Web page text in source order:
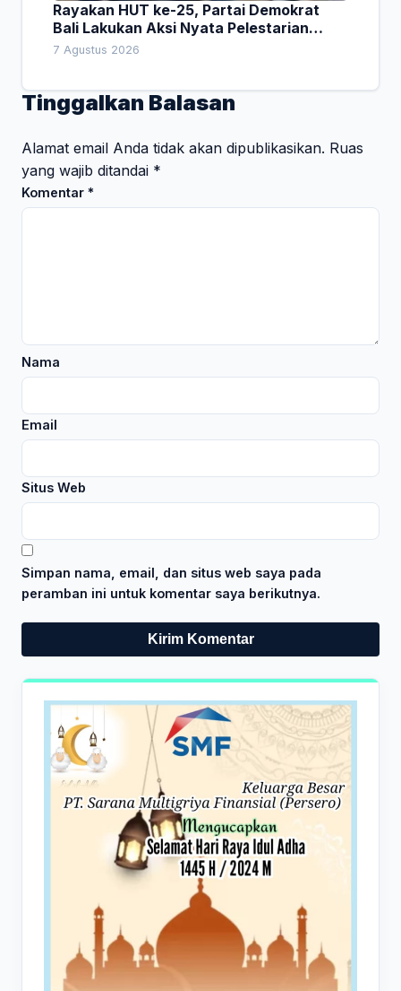
Rayakan HUT ke-25, Partai Demokrat
Bali Lakukan Aksi Nyata Pelestarian
Lingkungan
7 Agustus 2026
Tinggalkan Balasan
Alamat email Anda tidak akan dipublikasikan. Ruas
yang wajib ditandai *
Komentar *
Nama
Email
Situs Web
Simpan nama, email, dan situs web saya pada
peramban ini untuk komentar saya berikutnya.